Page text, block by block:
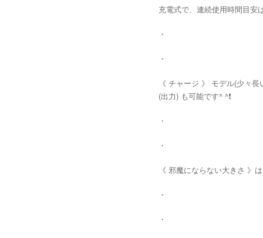
充電式で、連続使用時間目安
・
・
《 チャージ 》 モデル(少々
(出力) も可能です^ ^❗️
・
・
《 邪魔にならない大きさ 》
・
・